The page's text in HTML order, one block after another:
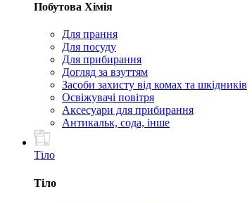
Побутова Хімія
Для прання
Для посуду
Для прибирання
Догляд за взуттям
Засоби захисту від комах та шкідників
Освіжувачі повітря
Аксесуари для прибирання
Антикальк, сода, інше
Тіло
Тіло